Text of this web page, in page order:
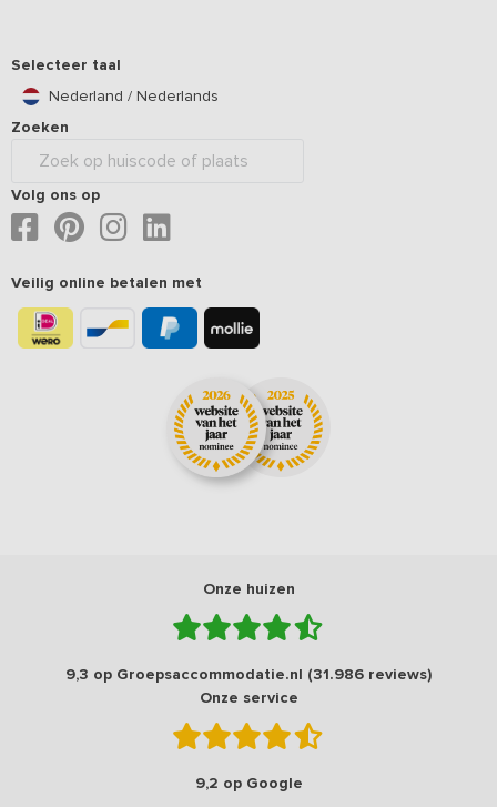
Selecteer taal
Nederland / Nederlands
Zoeken
Volg ons op
Veilig online betalen met
Onze huizen
9,3 op Groepsaccommodatie.nl (31.986 reviews)
Onze service
9,2 op Google